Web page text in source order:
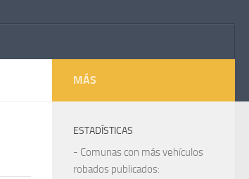
MÁS
ESTADÍSTICAS
- Comunas con más vehículos
robados publicados: